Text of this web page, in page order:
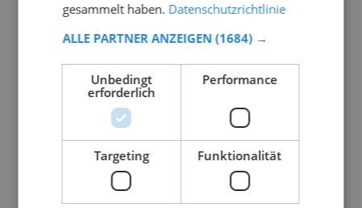
gesammelt haben. Datenschutzrichtlinie
ALLE PARTNER ANZEIGEN (1684) →
Unbedingt
erforderlich
Performance
Targeting Funktionalität